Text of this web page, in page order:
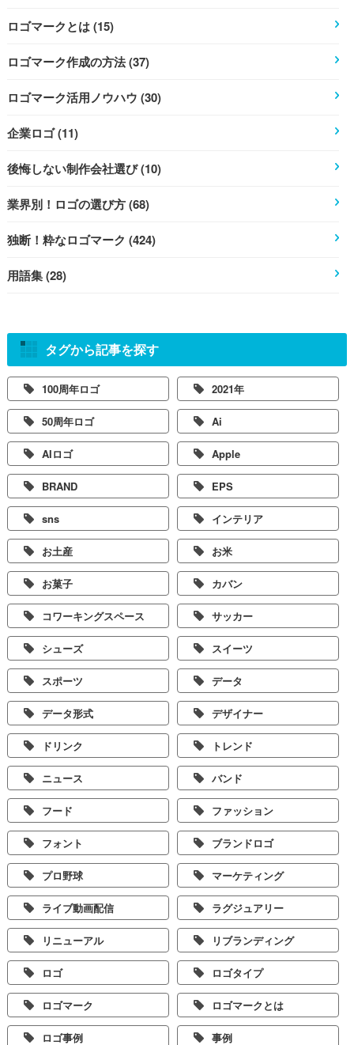
ロゴマークとは (15)
ロゴマーク作成の方法 (37)
ロゴマーク活用ノウハウ (30)
企業ロゴ (11)
後悔しない制作会社選び (10)
業界別！ロゴの選び方 (68)
独断！粋なロゴマーク (424)
用語集 (28)
タグから記事を探す
100周年ロゴ 2021年
50周年ロゴ Ai
AIロゴ Apple
BRAND EPS
sns インテリア
お土産 お米
お菓子 カバン
コワーキングスペース サッカー
シューズ スイーツ
スポーツ データ
データ形式 デザイナー
ドリンク トレンド
ニュース バンド
フード ファッション
フォント ブランドロゴ
プロ野球 マーケティング
ライブ動画配信 ラグジュアリー
リニューアル リブランディング
ロゴ ロゴタイプ
ロゴマーク ロゴマークとは
ロゴ事例 事例